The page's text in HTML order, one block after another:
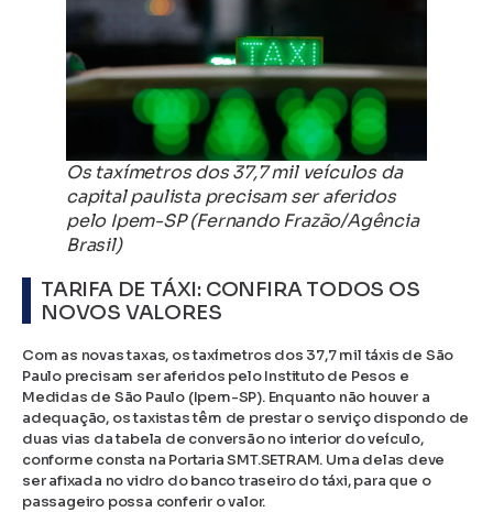
Os taxímetros dos 37,7 mil veículos da
capital paulista precisam ser aferidos
pelo Ipem-SP (Fernando Frazão/Agência
Brasil)
TARIFA DE TÁXI: CONFIRA TODOS OS
NOVOS VALORES
Com as novas taxas, os taxímetros dos 37,7 mil táxis de São
Paulo precisam ser aferidos pelo Instituto de Pesos e
Medidas de São Paulo (Ipem-SP). Enquanto não houver a
adequação, os taxistas têm de prestar o serviço dispondo de
duas vias da tabela de conversão no interior do veículo,
conforme consta na Portaria SMT.SETRAM. Uma delas deve
ser afixada no vidro do banco traseiro do táxi, para que o
passageiro possa conferir o valor.